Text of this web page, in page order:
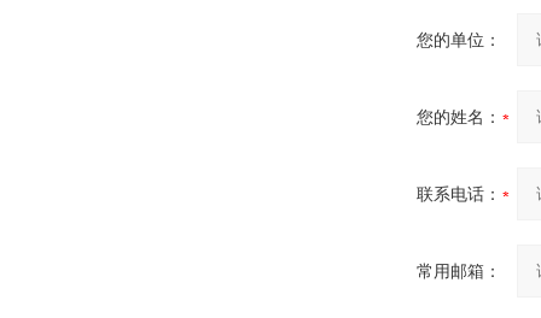
您的单位：
您的姓名：
联系电话：
常用邮箱：